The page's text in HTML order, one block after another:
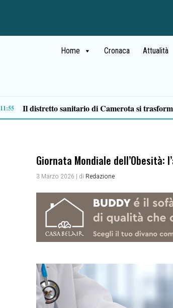
Home Cronaca Attualità
Giornata Mondiale dell’Obesità:
3 Marzo 2026 | di Redazione